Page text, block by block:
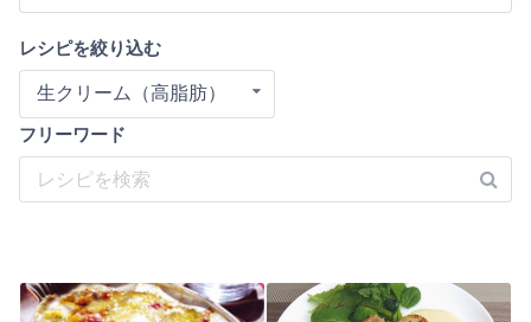
レシピを絞り込む
生クリーム（高脂肪）
フリーワード